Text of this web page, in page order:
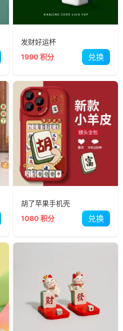
发财好运杯
1990 积分
兑换
胡了苹果手机壳
1080 积分
兑换